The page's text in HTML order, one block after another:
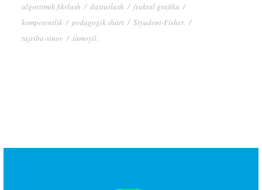
algoritmik fikrlash / dasturlash / fraktal grafika /
kompetentlik / pedagogik shart / Styudent-Fisher. /
tajriba-sinov / tamoyil.